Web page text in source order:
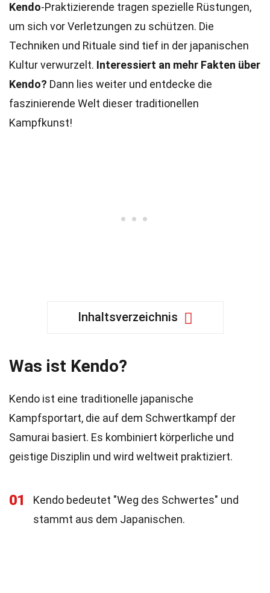
Kendo-Praktizierende tragen spezielle Rüstungen,
um sich vor Verletzungen zu schützen. Die
Techniken und Rituale sind tief in der japanischen
Kultur verwurzelt. Interessiert an mehr Fakten über
Kendo? Dann lies weiter und entdecke die
faszinierende Welt dieser traditionellen
Kampfkunst!
Inhaltsverzeichnis
Was ist Kendo?
Kendo ist eine traditionelle japanische
Kampfsportart, die auf dem Schwertkampf der
Samurai basiert. Es kombiniert körperliche und
geistige Disziplin und wird weltweit praktiziert.
01
Kendo bedeutet "Weg des Schwertes" und
stammt aus dem Japanischen.